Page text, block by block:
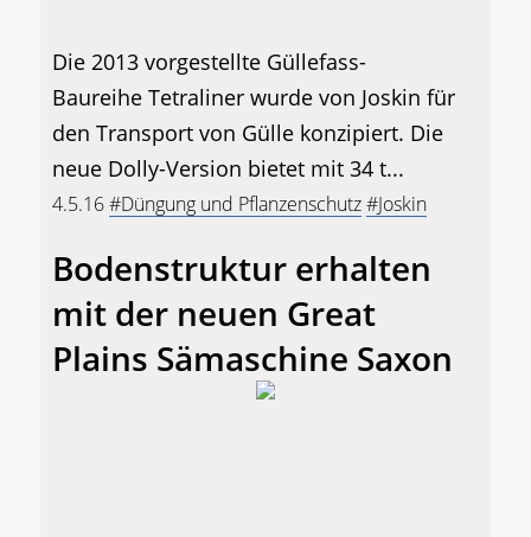
Die 2013 vorgestellte Güllefass-
Baureihe Tetraliner wurde von Joskin für
den Transport von Gülle konzipiert. Die
neue Dolly-Version bietet mit 34 t...
4.5.16#Düngung und Pflanzenschutz#Joskin
Bodenstruktur erhalten
mit der neuen Great
Plains Sämaschine Saxon